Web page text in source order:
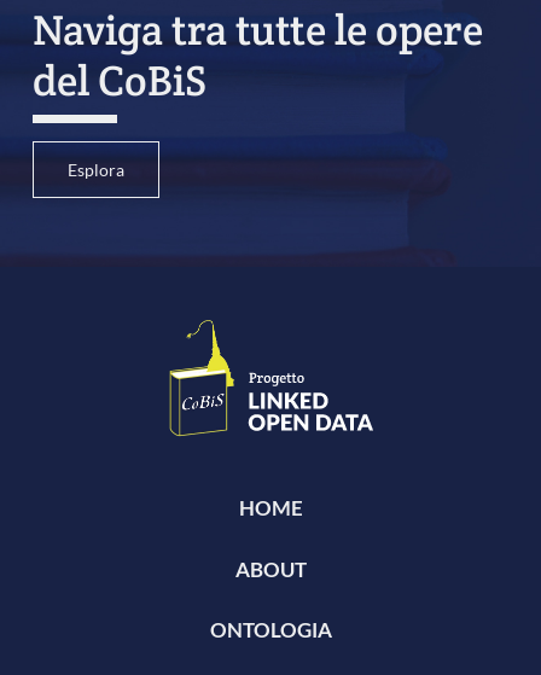
Naviga tra tutte le opere
del CoBiS
Esplora
HOME
ABOUT
ONTOLOGIA